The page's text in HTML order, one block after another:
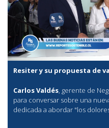
Resiter y su propuesta de
Carlos Valdés, gerente de
para conversar sobre una
dedicada a abordar "los